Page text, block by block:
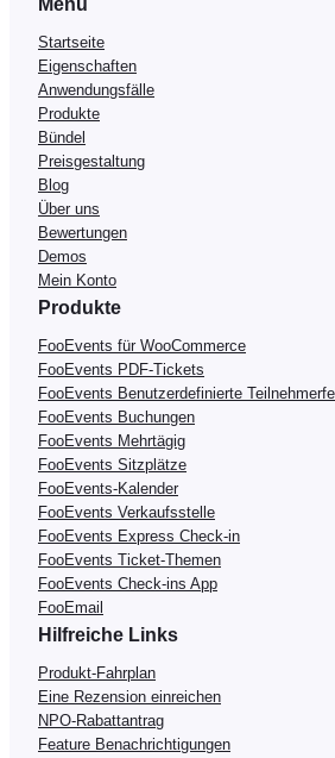
Startseite
Eigenschaften
Anwendungsfälle
Produkte
Bündel
Preisgestaltung
Blog
Über uns
Bewertungen
Demos
Mein Konto
Produkte
FooEvents für WooCommerce
FooEvents PDF-Tickets
FooEvents Benutzerdefinierte
FooEvents Buchungen
FooEvents Mehrtägig
FooEvents Sitzplätze
FooEvents-Kalender
FooEvents Verkaufsstelle
FooEvents Express Check-in
FooEvents Ticket-Themen
FooEvents Check-ins App
FooEmail
Hilfreiche Links
Produkt-Fahrplan
Eine Rezension einreichen
NPO-Rabattantrag
Feature Benachrichtigungen